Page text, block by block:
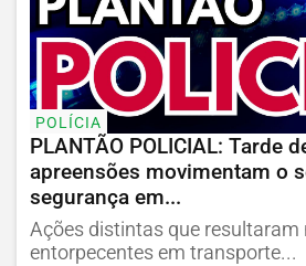
POLÍCIA
PLANTÃO POLICIAL: Tarde
apreensões movimentam o
segurança em...
Ações distintas que resultaram
entorpecentes em transporte...